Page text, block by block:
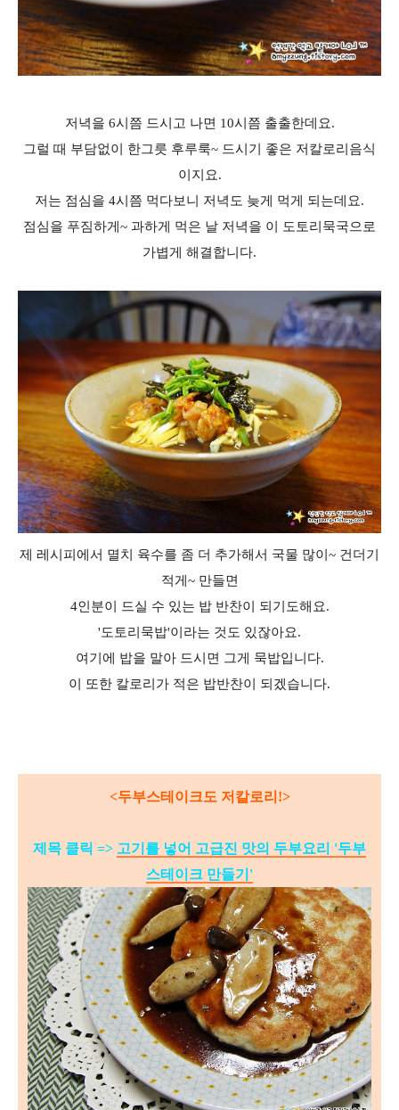
저녁을 6시쯤 드시고 나면 10시쯤 출출한데요.
그럴 때 부담없이 한그릇 후루룩~ 드시기 좋은 저칼로리음식
이지요.
저는 점심을 4시쯤 먹다보니 저녁도 늦게 먹게 되는데요.
점심을 푸짐하게~ 과하게 먹은 날 저녁을 이 도토리묵국으로
가볍게 해결합니다.
제 레시피에서 멸치 육수를 좀 더 추가해서 국물 많이~ 건더기
적게~ 만들면
4인분이 드실 수 있는 밥 반찬이 되기도해요.
'도토리묵밥'이라는 것도 있잖아요.
여기에 밥을 말아 드시면 그게 묵밥입니다.
이 또한 칼로리가 적은 밥반찬이 되겠습니다.
<두부스테이크도 저칼로리 !>
제목 클릭 => 고기를 넣어 고급진 맛의 두부요리 '두부
스테이크 만들기'